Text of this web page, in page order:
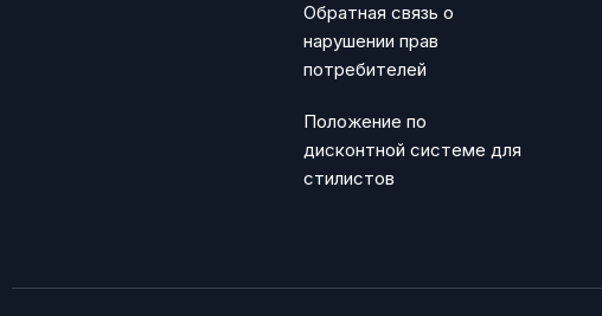
Обратная связь о
нарушении прав
потребителей
Положение по
дисконтной системе для
стилистов